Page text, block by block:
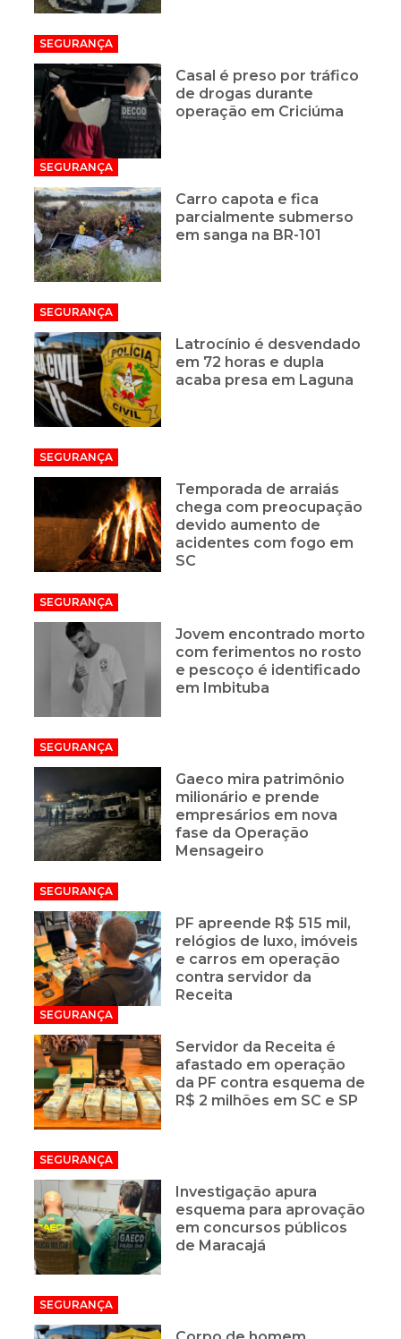
SEGURANÇA
Casal é preso por tráfico
de drogas durante
operação em Criciúma
SEGURANÇA
Carro capota e fica
parcialmente submerso
em sanga na BR-101
SEGURANÇA
Latrocínio é desvendado
em 72 horas e dupla
acaba presa em Laguna
SEGURANÇA
Temporada de arraiás
chega com preocupação
devido aumento de
acidentes com fogo em
SC
SEGURANÇA
Jovem encontrado morto
com ferimentos no rosto
e pescoço é identificado
em Imbituba
SEGURANÇA
Gaeco mira patrimônio
milionário e prende
empresários em nova
fase da Operação
Mensageiro
SEGURANÇA
PF apreende R$ 515 mil,
relógios de luxo, imóveis
e carros em operação
contra servidor da
Receita
SEGURANÇA
Servidor da Receita é
afastado em operação
da PF contra esquema de
R$ 2 milhões em SC e SP
SEGURANÇA
Investigação apura
esquema para aprovação
em concursos públicos
de Maracajá
SEGURANÇA